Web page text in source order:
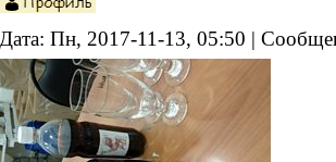
Дата: Пн, 2017-11-13, 05:50 |